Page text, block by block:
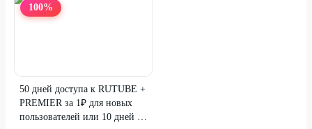
Сервис доступен через браузер на любых стационарных
Оформление заказа действительно только через
Возрастные ограничения: 18+
Промокод не суммируется с другими действующими
100%
50 дней доступа к RUTUBE +
PREMIER за 1₽ для новых
пользователей или 10 дней за